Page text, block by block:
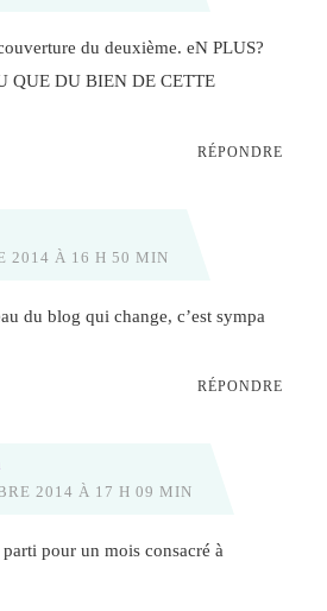
du deuxième. eN PLUS?
QUE DU BIEN DE CETTE
RÉPONDRE
2014 À 16 H 50 MIN
du blog qui change, c’est sympa
RÉPONDRE
2014 À 17 H 09 MIN
pour un mois consacré à